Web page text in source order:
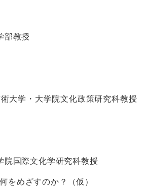
教授
・大学院文化政策研究科教授
際文化学研究科教授
をめざすのか？（仮）